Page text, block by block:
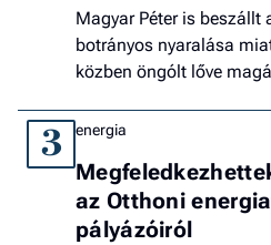
Magyar Péter is
botrányos nyaralása
közben öngólt lőve
3 energia
az Otthoni
pályázóiról